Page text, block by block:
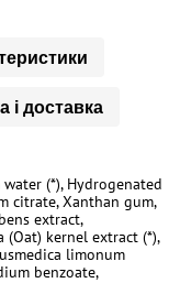
і доставка
(*), Hydrogenated
citrate, Xanthan gum,
extract,
(Oat) kernel extract (*),
limonum
benzoate,